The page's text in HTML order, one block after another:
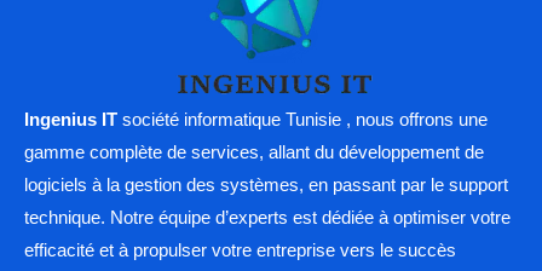
Ingenius IT société informatique Tunisie , nous offrons une
gamme complète de services, allant du développement de
logiciels à la gestion des systèmes, en passant par le support
technique. Notre équipe d’experts est dédiée à optimiser votre
efficacité et à propulser votre entreprise vers le succès